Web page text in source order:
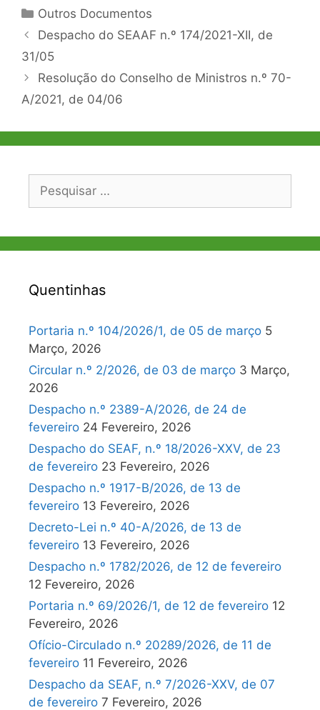
Categorias
Outros Documentos
Navegação
de
Despacho do SEAAF n.º 174/2021-XII, de
31/05
Resolução do Conselho de Ministros n.º 70-
A/2021, de 04/06
Pesquisar
Quentinhas
Portaria n.º 104/2026/1, de 05 de março 5
Março, 2026
Circular n.º 2/2026, de 03 de março 3 Março,
2026
Despacho n.º 2389-A/2026, de 24 de
fevereiro 24 Fevereiro, 2026
Despacho do SEAF, n.º 18/2026-XXV, de 23
de fevereiro 23 Fevereiro, 2026
Despacho n.º 1917-B/2026, de 13 de
fevereiro 13 Fevereiro, 2026
Decreto-Lei n.º 40-A/2026, de 13 de
fevereiro 13 Fevereiro, 2026
Despacho n.º 1782/2026, de 12 de fevereiro
12 Fevereiro, 2026
Portaria n.º 69/2026/1, de 12 de fevereiro 12
Fevereiro, 2026
Ofício-Circulado n.º 20289/2026, de 11 de
fevereiro 11 Fevereiro, 2026
Despacho da SEAF, n.º 7/2026-XXV, de 07
de fevereiro 7 Fevereiro, 2026